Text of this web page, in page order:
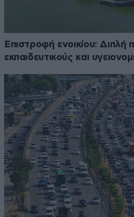
Επιστροφή ενοικίου:
εκπαιδευτικούς και